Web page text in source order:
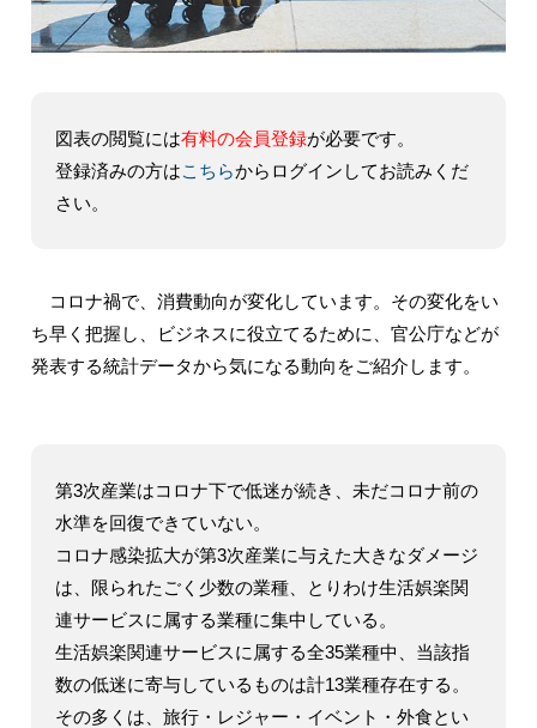
図表の閲覧には有料の会員登録が必要です。
登録済みの方はこちらからログインしてお読みくだ
さい。
コロナ禍で、消費動向が変化しています。その変化をい
ち早く把握し、ビジネスに役立てるために、官公庁などが
発表する統計データから気になる動向をご紹介します。
第3次産業はコロナ下で低迷が続き、未だコロナ前の
水準を回復できていない。
コロナ感染拡大が第3次産業に与えた大きなダメージ
は、限られたごく少数の業種、とりわけ生活娯楽関
連サービスに属する業種に集中している。
生活娯楽関連サービスに属する全35業種中、当該指
数の低迷に寄与しているものは計13業種存在する。
その多くは、旅行・レジャー・イベント・外食とい